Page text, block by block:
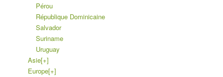
Pérou
République Dominicaine
Salvador
Suriname
Uruguay
Asie[+]
Europe[+]